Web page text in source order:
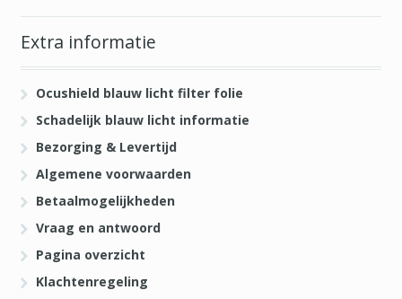
Extra informatie
Ocushield blauw licht filter folie
Schadelijk blauw licht informatie
Bezorging & Levertijd
Algemene voorwaarden
Betaalmogelijkheden
Vraag en antwoord
Pagina overzicht
Klachtenregeling